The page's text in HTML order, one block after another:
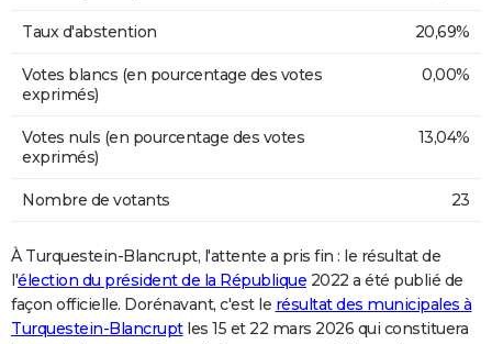
Taux d'abstention 20,69%
Votes blancs (en pourcentage des votes
exprimés)
0,00%
Votes nuls (en pourcentage des votes
exprimés)
13,04%
Nombre de votants 23
À Turquestein-Blancrupt, l'attente a pris fin : le résultat de
l'élection du président de la République 2022 a été publié de
façon officielle. Dorénavant, c'est le résultat des municipales à
Turquestein-Blancruptles 15 et 22 mars 2026 qui constituera